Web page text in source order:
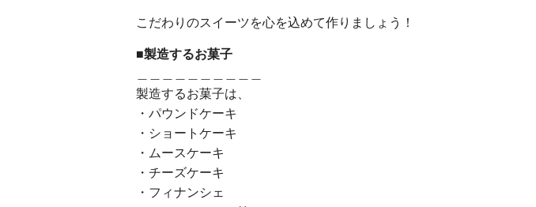
こだわりのスイーツを心を込めて作りましょう！
■製造するお菓子
製造するお菓子は、
・パウンドケーキ
・ショートケーキ
・ムースケーキ
・チーズケーキ
・フィナンシェ